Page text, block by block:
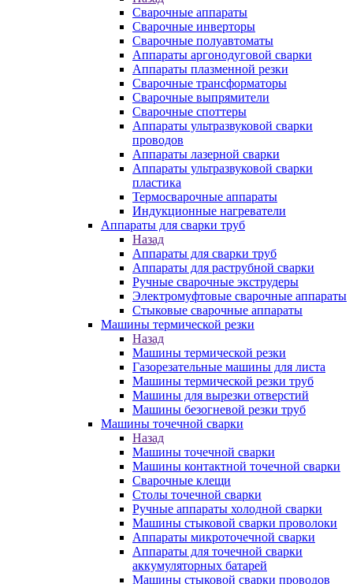
Сварочные аппараты
Сварочные инверторы
Сварочные полуавтоматы
Аппараты аргонодуговой сварки
Аппараты плазменной резки
Сварочные трансформаторы
Сварочные выпрямители
Сварочные споттеры
Аппараты ультразвуковой сварки
проводов
Аппараты лазерной сварки
Аппараты ультразвуковой сварки
пластика
Термосварочные аппараты
Индукционные нагреватели
Аппараты для сварки труб
Назад
Аппараты для сварки труб
Аппараты для раструбной сварки
Ручные сварочные экструдеры
Электромуфтовые сварочные аппараты
Стыковые сварочные аппараты
Машины термической резки
Назад
Машины термической резки
Газорезательные машины для листа
Машины термической резки труб
Машины для вырезки отверстий
Машины безогневой резки труб
Машины точечной сварки
Назад
Машины точечной сварки
Машины контактной точечной сварки
Сварочные клещи
Столы точечной сварки
Ручные аппараты холодной сварки
Машины стыковой сварки проволоки
Аппараты микроточечной сварки
Аппараты для точечной сварки
аккумуляторных батарей
Машины стыковой сварки проводов